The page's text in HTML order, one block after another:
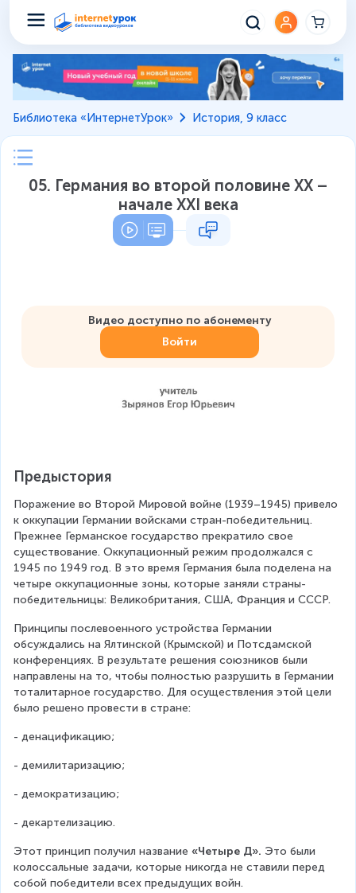
Библиотека «ИнтернетУрок» История, 9 класс
05. Германия во второй половине XX –
начале XXI века
Видео доступно по абонементу
Войти
Предыстория
Поражение во Второй Мировой войне (1939–1945) привело
к оккупации Германии войсками стран-победительниц.
Прежнее Германское государство прекратило свое
существование. Оккупационный режим продолжался с
1945 по 1949 год. В это время Германия была поделена на
четыре оккупационные зоны, которые заняли страны-
победительницы: Великобритания, США, Франция и СССР.
Принципы послевоенного устройства Германии
обсуждались на Ялтинской (Крымской) и Потсдамской
конференциях. В результате решения союзников были
направлены на то, чтобы полностью разрушить в Германии
тоталитарное государство. Для осуществления этой цели
было решено провести в стране:
- денацификацию;
- демилитаризацию;
- демократизацию;
- декартелизацию.
Этот принцип получил название «Четыре Д». Это были
колоссальные задачи, которые никогда не ставили перед
собой победители всех предыдущих войн.